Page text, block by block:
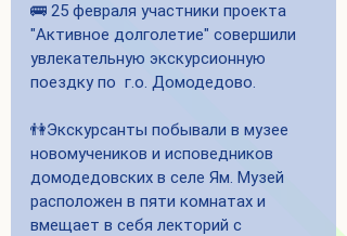
🚌 25 февраля участники проекта
"Активное долголетие" совершили
увлекательную экскурсионную
поездку по  г.о. Домодедово.
👫Экскурсанты побывали в музее
новомучеников и исповедников
домодедовских в селе Ям. Музей
расположен в пяти комнатах и
вмещает в себя лекторий с